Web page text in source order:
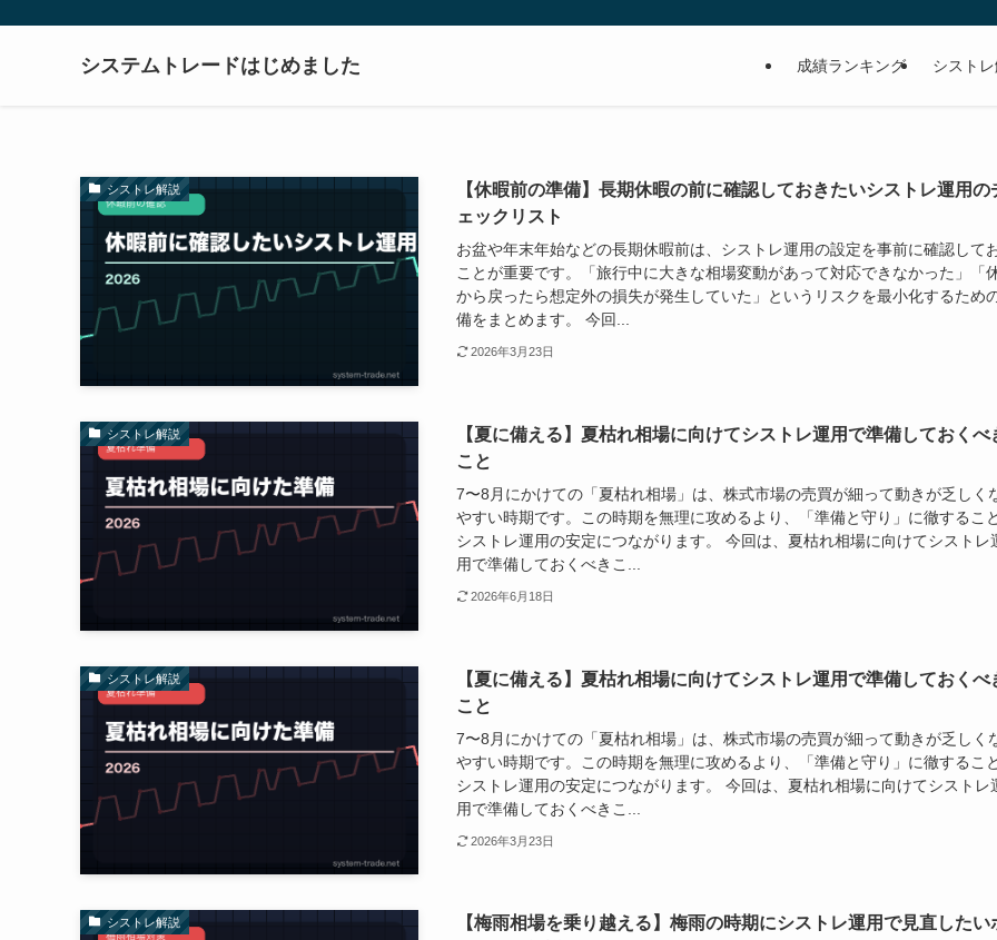
システムトレードはじめました 成績ランキング シスト
シストレ解説
【休暇前の準備】長期休暇の前に確認しておきたいシストレ運用の
ェックリスト
お盆や年末年始などの長期休暇前は、シストレ運用の設定を事前に確認して
ことが重要です。「旅行中に大きな相場変動があって対応できなかった」「
から戻ったら想定外の損失が発生していた」というリスクを最小化するため
備をまとめます。 今回...
2026年3月23日
シストレ解説
【夏に備える】夏枯れ相場に向けてシストレ運用で準備しておくべ
こと
7〜8月にかけての「夏枯れ相場」は、株式市場の売買が細って動きが乏しく
やすい時期です。この時期を無理に攻めるより、「準備と守り」に徹するこ
シストレ運用の安定につながります。 今回は、夏枯れ相場に向けてシストレ
用で準備しておくべきこ...
2026年6月18日
シストレ解説
【夏に備える】夏枯れ相場に向けてシストレ運用で準備しておくべ
こと
7〜8月にかけての「夏枯れ相場」は、株式市場の売買が細って動きが乏しく
やすい時期です。この時期を無理に攻めるより、「準備と守り」に徹するこ
シストレ運用の安定につながります。 今回は、夏枯れ相場に向けてシストレ
用で準備しておくべきこ...
2026年3月23日
シストレ解説
【梅雨相場を乗り越える】梅雨の時期にシストレ運用で見直したい